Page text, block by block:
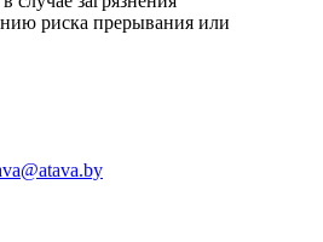
риска прерывания или